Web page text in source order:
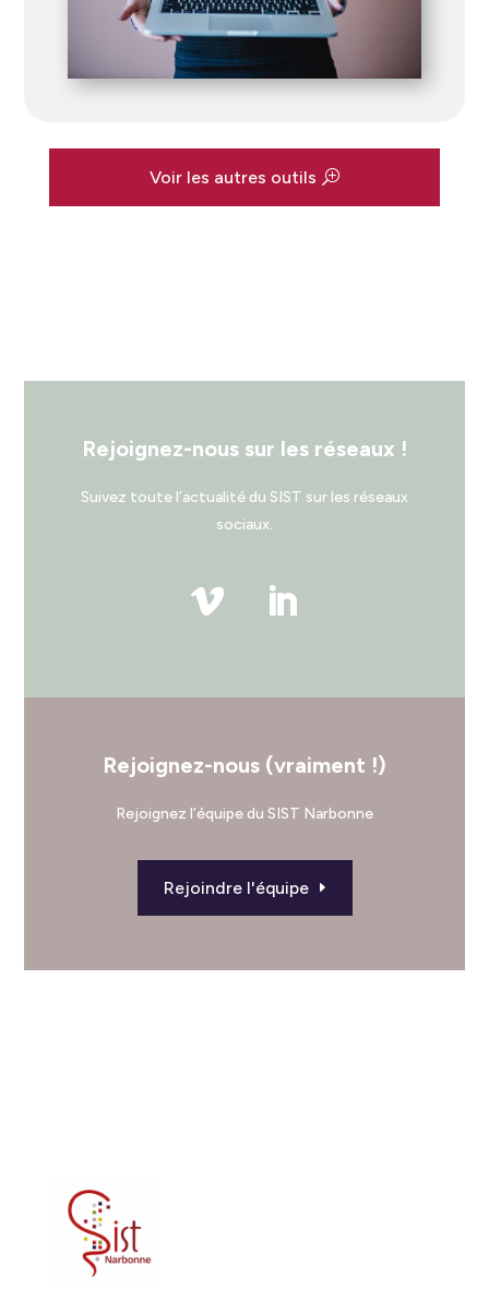
Voir les autres outils
Rejoignez-nous sur les réseaux !
Suivez toute l’actualité du SIST sur les réseaux
sociaux.
Rejoignez-nous (vraiment !)
Rejoignez l’équipe du SIST Narbonne
Rejoindre l'équipe